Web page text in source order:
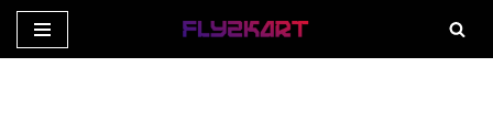
Pular